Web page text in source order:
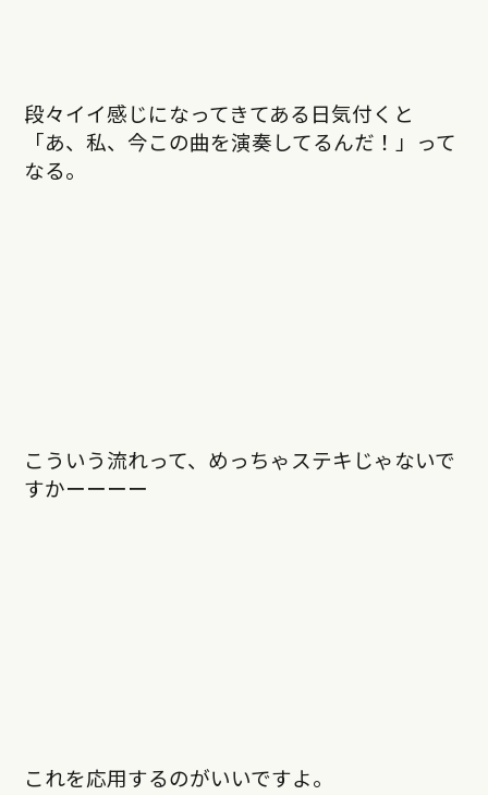
段々イイ感じになってきてある日気付くと
「あ、私、今この曲を演奏してるんだ！」って
なる。
こういう流れって、めっちゃステキじゃないで
すかーーーー
これを応用するのがいいですよ。